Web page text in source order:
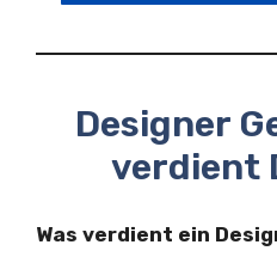
Designer
verdient
Was verdient ein